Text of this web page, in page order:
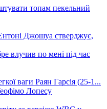
топам пекельний
влучив по мені під час
Лопесу